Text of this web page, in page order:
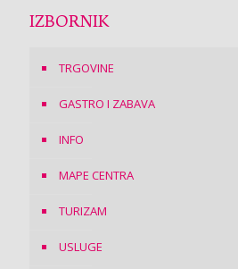
IZBORNIK
TRGOVINE
GASTRO I ZABAVA
INFO
MAPE CENTRA
TURIZAM
USLUGE